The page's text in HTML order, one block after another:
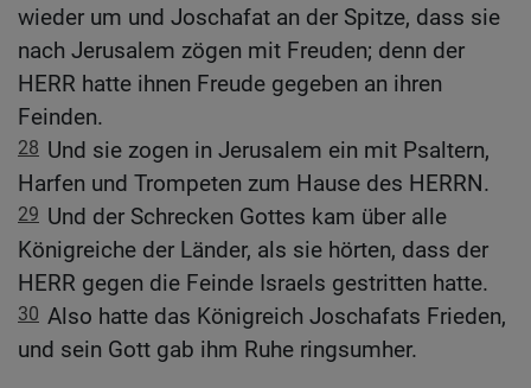
wieder um und Joschafat an der Spitze, dass sie
nach Jerusalem zögen mit Freuden; denn der
HERR hatte ihnen Freude gegeben an ihren
Feinden.
28 Und sie zogen in Jerusalem ein mit Psaltern,
Harfen und Trompeten zum Hause des HERRN.
29 Und der Schrecken Gottes kam über alle
Königreiche der Länder, als sie hörten, dass der
HERR gegen die Feinde Israels gestritten hatte.
30 Also hatte das Königreich Joschafats Frieden,
und sein Gott gab ihm Ruhe ringsumher.